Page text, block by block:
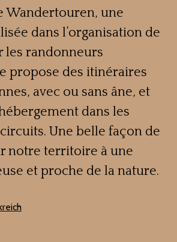
Wandertouren, une
dans l’organisation de
les randonneurs
propose des itinéraires
avec ou sans âne, et
dans les
Une belle façon de
notre territoire à une
et proche de la nature.